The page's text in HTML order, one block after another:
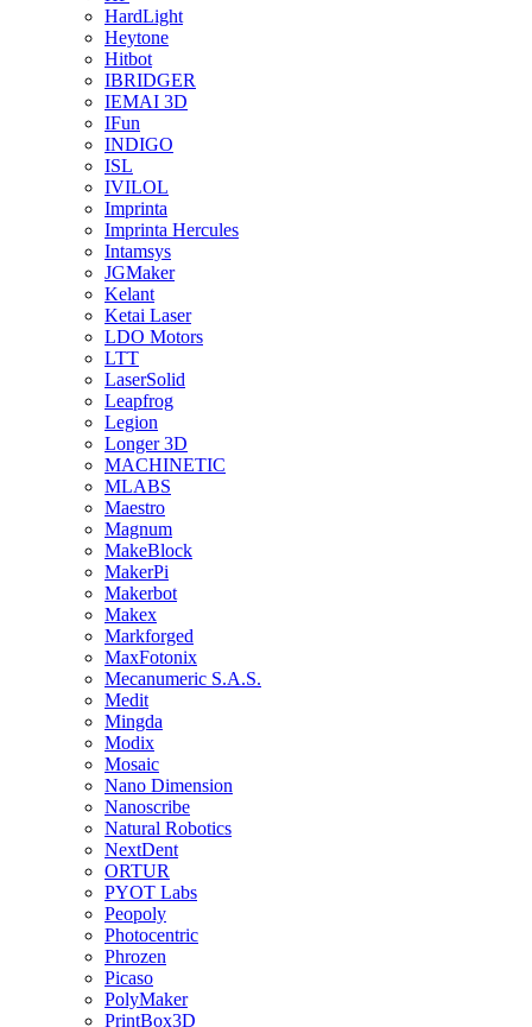
HardLight
Heytone
Hitbot
IBRIDGER
IEMAI 3D
IFun
INDIGO
ISL
IVILOL
Imprinta
Imprinta Hercules
Intamsys
JGMaker
Kelant
Ketai Laser
LDO Motors
LTT
LaserSolid
Leapfrog
Legion
Longer 3D
MACHINETIC
MLABS
Maestro
Magnum
MakeBlock
MakerPi
Makerbot
Makex
Markforged
MaxFotonix
Mecanumeric S.A.S.
Medit
Mingda
Modix
Mosaic
Nano Dimension
Nanoscribe
Natural Robotics
NextDent
ORTUR
PYOT Labs
Peopoly
Photocentric
Phrozen
Picaso
PolyMaker
PrintBox3D